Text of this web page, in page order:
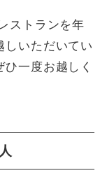
ストランを年
しいただいてい
一度お越しく